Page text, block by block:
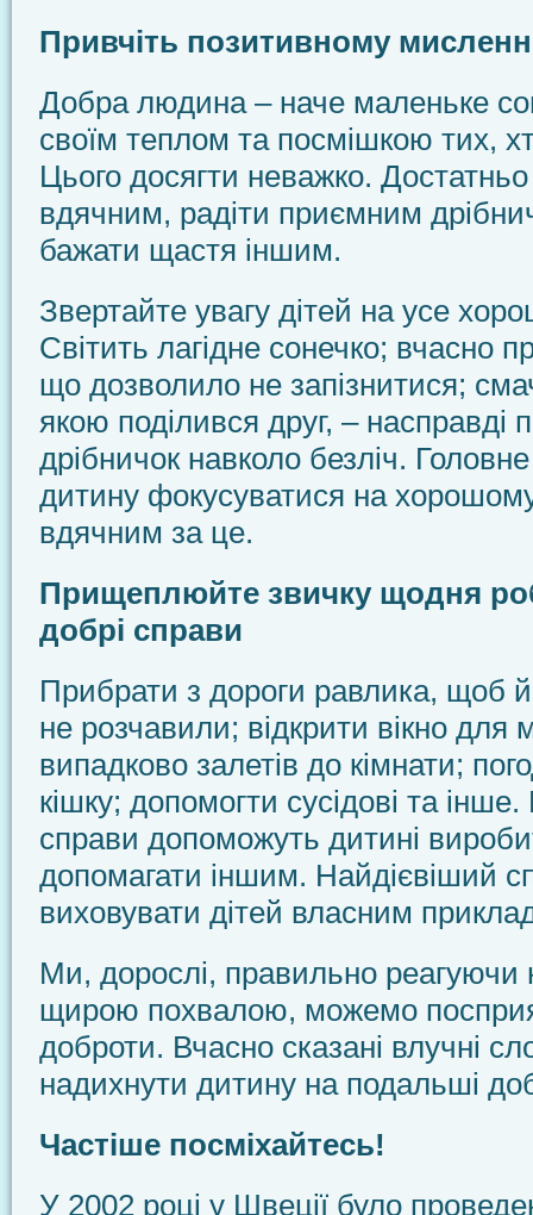
Привчіть позитивному
Добра людина – наче маленьке
своїм теплом та посмішкою тих,
Цього досягти неважко.
вдячним, радіти приємним
бажати щастя іншим.
Звертайте увагу дітей на усе
Світить лагідне сонечко; вчасно
що дозволило не запізнитися;
якою поділився друг, – насправді
дрібничок навколо безліч.
дитину фокусуватися на
вдячним за це.
Прищеплюйте звичку щодня
добрі справи
Прибрати з дороги равлика, щоб
не розчавили; відкрити вікно для
випадково залетів до кімнати;
кішку; допомогти сусідові та інше.
справи допоможуть дитині
допомагати іншим. Найдієвіший
виховувати дітей власним
Ми, дорослі, правильно реагуючи
щирою похвалою, можемо
доброти. Вчасно сказані влучні
надихнути дитину на подальші
Частіше посміхайтесь!
У 2002 році у Швеції було